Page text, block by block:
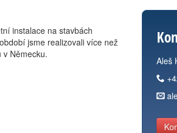
instalace na stavbách
jsme realizovali více než
Německu.
Aleš